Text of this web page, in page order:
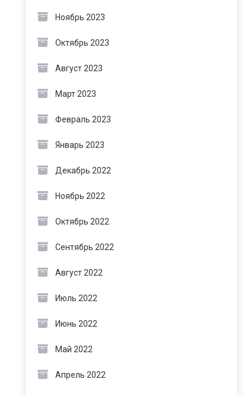
Ноябрь 2023
Октябрь 2023
Август 2023
Март 2023
Февраль 2023
Январь 2023
Декабрь 2022
Ноябрь 2022
Октябрь 2022
Сентябрь 2022
Август 2022
Июль 2022
Июнь 2022
Май 2022
Апрель 2022